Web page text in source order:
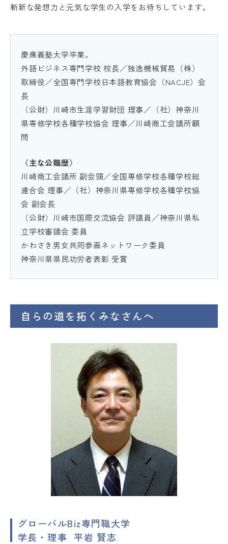
斬新な発想力と元気な学生の入学をお待ちしています。
慶應義塾大学卒業。
外語ビジネス専門学校 校長／独逸機械貿易（株）
取締役／全国専門学校日本語教育協会（NACJE）会
長
（公財）川崎市生涯学習財団 理事／（社）神奈川
県専修学校各種学校協会 理事／川崎商工会議所顧
問
〈主な公職歴〉
川崎商工会議所 副会頭／全国専修学校各種学校総
連合会 理事／（社）神奈川県専修学校各種学校協
会 副会長
（公財）川崎市国際交流協会 評議員／神奈川県私
立学校審議会 委員
かわさき男女共同参画ネットワーク委員
神奈川県県民功労者表彰 受賞
自らの道を拓くみなさんへ
グローバルBiz専門職大学
学長・理事 平岩 賢志